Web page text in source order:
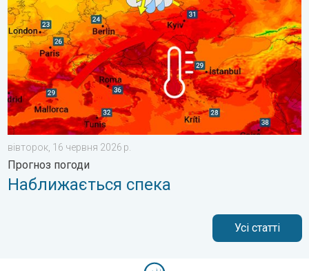
вівторок, 16 червня 2026 р.
Прогноз погоди
Наближається спека
Усі статті